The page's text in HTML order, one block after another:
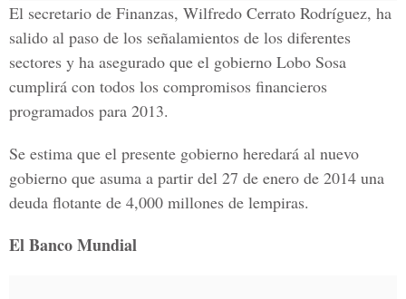
El secretario de Finanzas, Wilfredo Cerrato Rodríguez, ha
salido al paso de los señalamientos de los diferentes
sectores y ha asegurado que el gobierno Lobo Sosa
cumplirá con todos los compromisos financieros
programados para 2013.
Se estima que el presente gobierno heredará al nuevo
gobierno que asuma a partir del 27 de enero de 2014 una
deuda flotante de 4,000 millones de lempiras.
El Banco Mundial